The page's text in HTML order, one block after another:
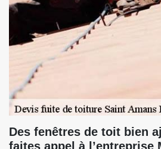
Des fenêtres de toit bien
faites appel à l’entreprise